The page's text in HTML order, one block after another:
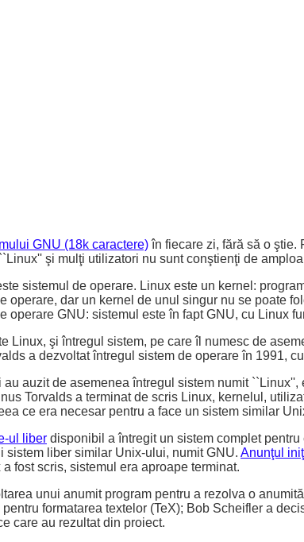
GNU (18k caractere)în fiecare zi, fără să o ştie.
şi mulţi utilizatori nu sunt conştienţi de
sistemul de operare. Linux este un kernel:
dar un kernel de unul singur nu se poate
GNU: sistemul este în fapt GNU, cu Linux
Linux, şi întregul sistem, pe care îl numesc de
a dezvoltat întregul sistem de operare în 1991,
auzit de asemenea întregul sistem numit
Torvalds a terminat de scris Linux, kernelul,
ce era necesar pentru a face un sistem similar
ul liber disponibil a întregit un sistem complet
sistem liber similar Unix-ului, numit GNU. Anunţul
fost scris, sistemul era aproape terminat.
unui anumit program pentru a rezolva o
formatarea textelor (TeX); Bob Scheifler a
care au rezultat din proiect.